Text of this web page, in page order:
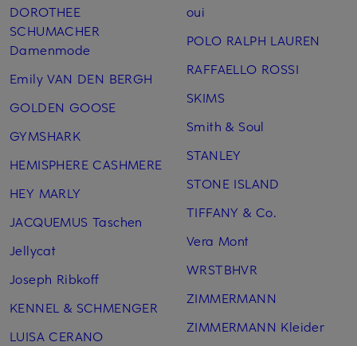
DOROTHEE
SCHUMACHER
Damenmode
Emily VAN DEN BERGH
GOLDEN GOOSE
GYMSHARK
HEMISPHERE CASHMERE
HEY MARLY
JACQUEMUS Taschen
Jellycat
Joseph Ribkoff
KENNEL & SCHMENGER
LUISA CERANO
oui
POLO RALPH LAUREN
RAFFAELLO ROSSI
SKIMS
Smith & Soul
STANLEY
STONE ISLAND
TIFFANY & Co.
Vera Mont
WRSTBHVR
ZIMMERMANN
ZIMMERMANN Kleider